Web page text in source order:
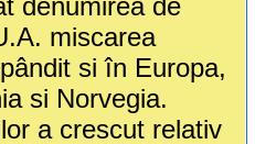
denumirea de
miscarea
si în Europa,
si Norvegia.
a crescut relativ